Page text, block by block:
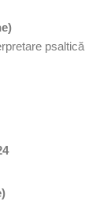
psaltică